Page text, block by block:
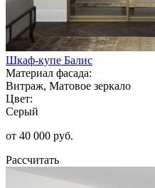
Шкаф-купе Балис
Материал фасада:
Витраж, Матовое зеркало
Цвет:
Серый
от 40 000 руб.
Рассчитать